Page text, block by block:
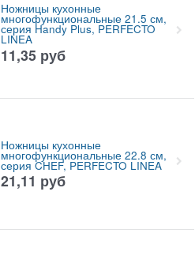
Ножницы кухонные
многофункциональные 21.5 см,
серия Handy Plus, PERFECTO
LINEA
11,35 руб
Ножницы кухонные
многофункциональные 22.8 см,
серия CHEF, PERFECTO LINEA
21,11 руб